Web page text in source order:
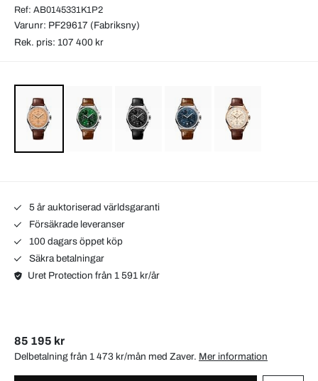
Ref: AB0145331K1P2
Varunr: PF29617 (Fabriksny)
Rek. pris: 107 400 kr
5 år auktoriserad världsgaranti
Försäkrade leveranser
100 dagars öppet köp
Säkra betalningar
Uret Protection från 1 591 kr/år
85 195 kr
Delbetalning från 1 473 kr/mån med Zaver. Mer information